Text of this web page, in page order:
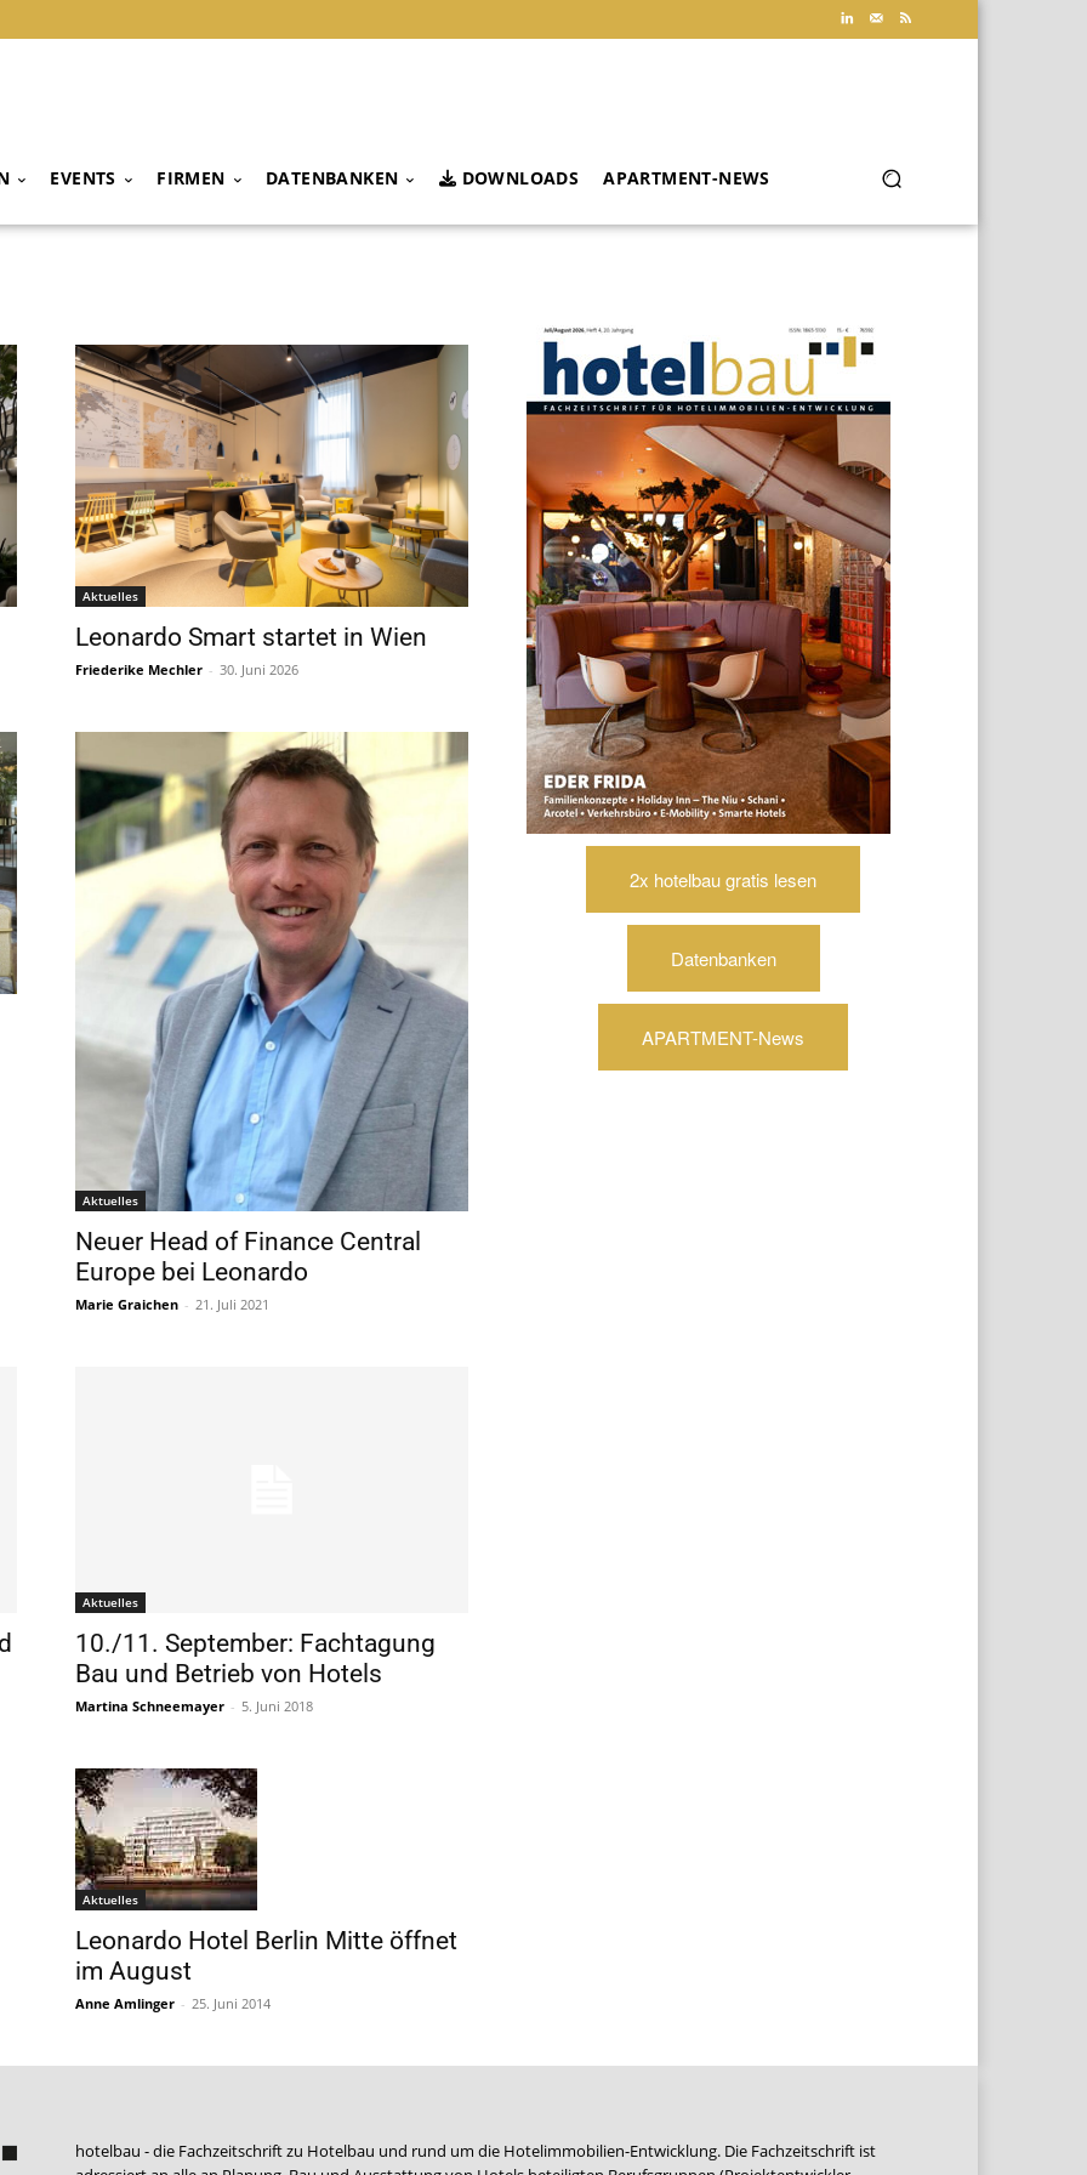
EVENTS FIRMEN DATENBANKEN DOWNLOADS APARTMENT-NEWS
Aktuelles
Leonardo Smart startet in Wien
Friederike Mechler - 30. Juni 2026
Aktuelles
Neuer Head of Finance Central
Europe bei Leonardo
Marie Graichen - 21. Juli 2021
Aktuelles
10./11. September: Fachtagung
Bau und Betrieb von Hotels
Martina Schneemayer - 5. Juni 2018
Aktuelles
Leonardo Hotel Berlin Mitte öffnet
im August
Anne Amlinger - 25. Juni 2014
2x hotelbau gratis lesen
Datenbanken
APARTMENT-News
hotelbau - die Fachzeitschrift zu Hotelbau und rund um die Hotelimmobilien-Entwicklung. Die Fachzeitschrift ist